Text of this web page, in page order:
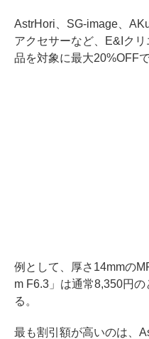
AstrHori、SG-image、
アクセサーなど、E&Iク
品を対象に最大20%OFF
例として、厚さ14mmの
m F6.3」は通常8,350円
る。
最も割引額が高いのは、